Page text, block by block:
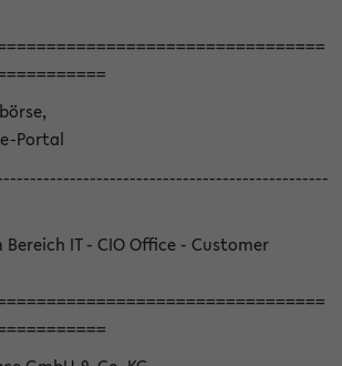
Portal
IT - CIO Office - Customer